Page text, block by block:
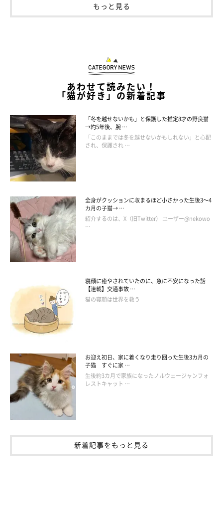
もっと見る
あわせて読みたい！
「猫が好き」の新着記事
「冬を越せないかも」と保護した推定8才の野良猫
→約5年後、腕 …
「このままでは冬を越せないかもしれない」と心配
され、保護され …
全身がクッションに収まるほど小さかった生後3～4
カ月の子猫→ …
紹介するのは、X（旧Twitter） ユーザー@nekowo
…
寝顔に癒やされていたのに、急に不安になった話
【連載】交通事故 …
猫の寝顔は世界を救う
お迎え初日、家に着くなり走り回った生後3カ月の
子猫 すぐに家 …
生後約3カ月で家族になったノルウェージャンフォ
レストキャット …
新着記事をもっと見る